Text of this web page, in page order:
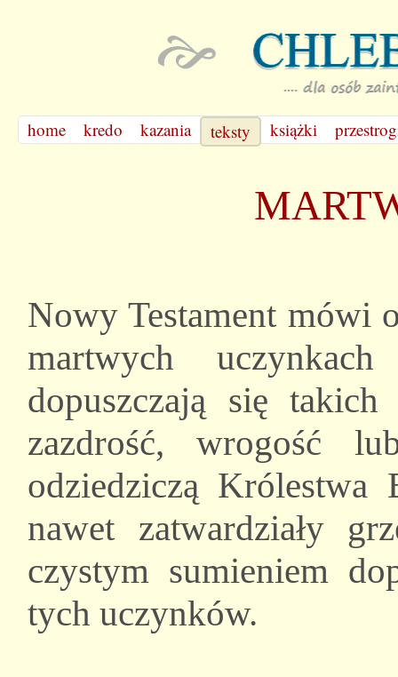
home kredo kazania teksty książki
Nowy Testament mówi
martwych
dopuszczają się
zazdrość, wrogość
odziedziczą Królestwa
nawet zatwardziały
czystym sumieniem
tych uczynków.